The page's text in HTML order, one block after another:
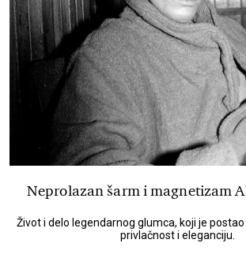
Neprolazan šarm i magnetizam
Život i delo legendarnog glumca, koji je
privlačnost i eleganciju.